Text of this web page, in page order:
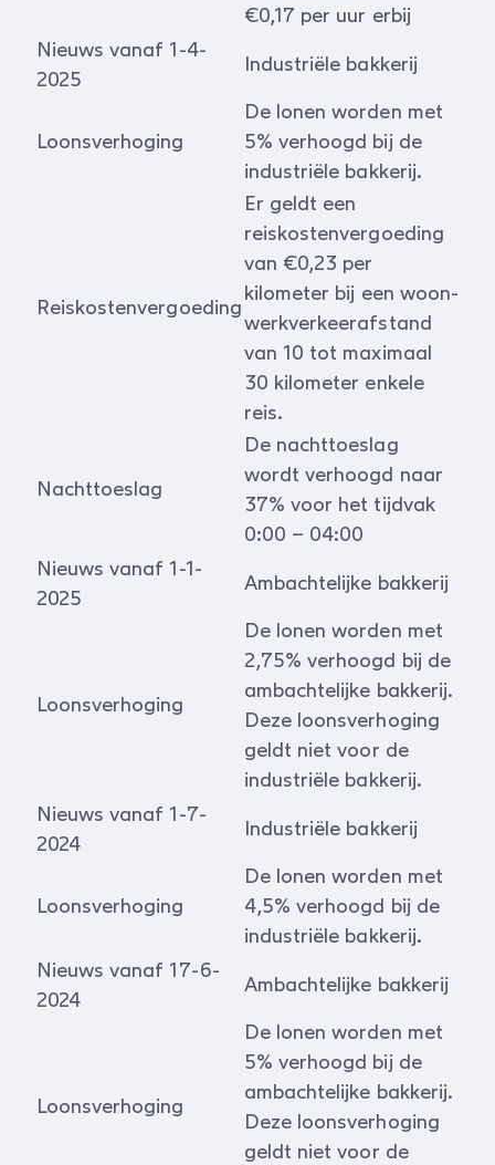
€0,17 per uur erbij
Nieuws vanaf 1-4-
2025
Industriële bakkerij
Loonsverhoging
De lonen worden met
5% verhoogd bij de
industriële bakkerij.
Reiskostenvergoeding
Er geldt een
reiskostenvergoeding
van €0,23 per
kilometer bij een woon-
werkverkeerafstand
van 10 tot maximaal
30 kilometer enkele
reis.
Nachttoeslag
De nachttoeslag
wordt verhoogd naar
37% voor het tijdvak
0:00 – 04:00
Nieuws vanaf 1-1-
2025
Ambachtelijke bakkerij
Loonsverhoging
De lonen worden met
2,75% verhoogd bij de
ambachtelijke bakkerij.
Deze loonsverhoging
geldt niet voor de
industriële bakkerij.
Nieuws vanaf 1-7-
2024
Industriële bakkerij
Loonsverhoging
De lonen worden met
4,5% verhoogd bij de
industriële bakkerij.
Nieuws vanaf 17-6-
2024
Ambachtelijke bakkerij
Loonsverhoging
De lonen worden met
5% verhoogd bij de
ambachtelijke bakkerij.
Deze loonsverhoging
geldt niet voor de